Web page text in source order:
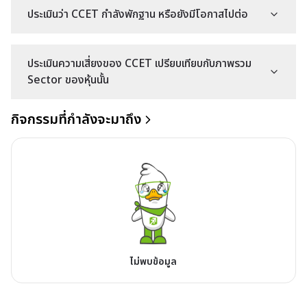
ประเมินว่า CCET กำลังพักฐาน หรือยังมีโอกาสไปต่อ
ประเมินความเสี่ยงของ CCET เปรียบเทียบกับภาพรวม
Sector ของหุ้นนั้น
กิจกรรมที่กำลังจะมาถึง
ไม่พบข้อมูล